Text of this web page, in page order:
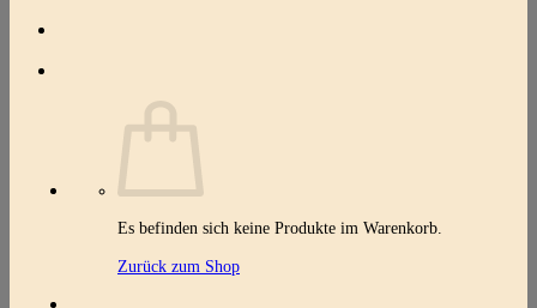
Es befinden sich keine Produkte im Warenkorb.
Zurück zum Shop